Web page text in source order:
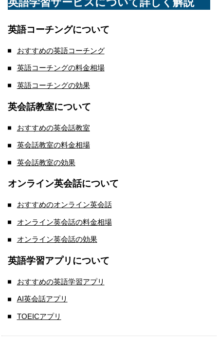
英語コーチングについて
おすすめの英語コーチング
英語コーチングの料金相場
英語コーチングの効果
英会話教室について
おすすめの英会話教室
英会話教室の料金相場
英会話教室の効果
オンライン英会話について
おすすめのオンライン英会話
オンライン英会話の料金相場
オンライン英会話の効果
英語学習アプリについて
おすすめの英語学習アプリ
AI英会話アプリ
TOEICアプリ